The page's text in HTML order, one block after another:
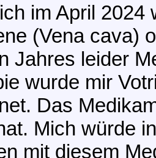
im April
(Vena cava)
Jahres leider
wurde mir
Das
Mich würde
mit diesem